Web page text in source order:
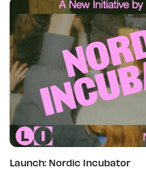
Launch: Nordic Incubator